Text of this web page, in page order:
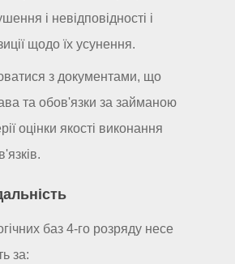
і невідповідності і
щодо їх усунення.
з документами, що
та обов'язки за займаною
оцінки якості виконання
баз 4-го розряду несе
за: